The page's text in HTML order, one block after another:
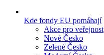
Kde fondy EU pomáhají
Akce pro veřejnost
Nové Česko
Zelené Česko